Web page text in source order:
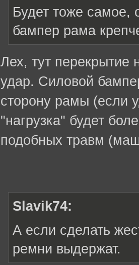
Будет тоже самое,
бампер рама
Лех, тут перекрытие
удар. Силовой
сторону рамы (если
"нагрузка" будет
подобных травм
Slavik74:
А если сделать
ремни выдержат.